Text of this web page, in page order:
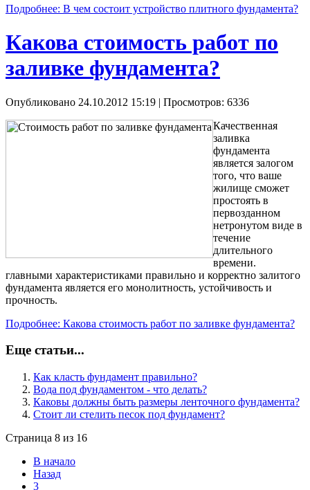
Подробнее: В чем состоит устройство плитного фундамента?
Какова стоимость работ по
заливке фундамента?
Опубликовано 24.10.2012 15:19 | Просмотров: 6336
Качественная
заливка
фундамента
является залогом
того, что ваше
жилище сможет
простоять в
первозданном
нетронутом виде в
течение
длительного
времени.
главными характеристиками правильно и корректно залитого
фундамента является его монолитность, устойчивость и
прочность.
Подробнее: Какова стоимость работ по заливке фундамента?
Еще статьи...
Как класть фундамент правильно?
Вода под фундаментом - что делать?
Каковы должны быть размеры ленточного фундамента?
Стоит ли стелить песок под фундамент?
Страница 8 из 16
В начало
Назад
3